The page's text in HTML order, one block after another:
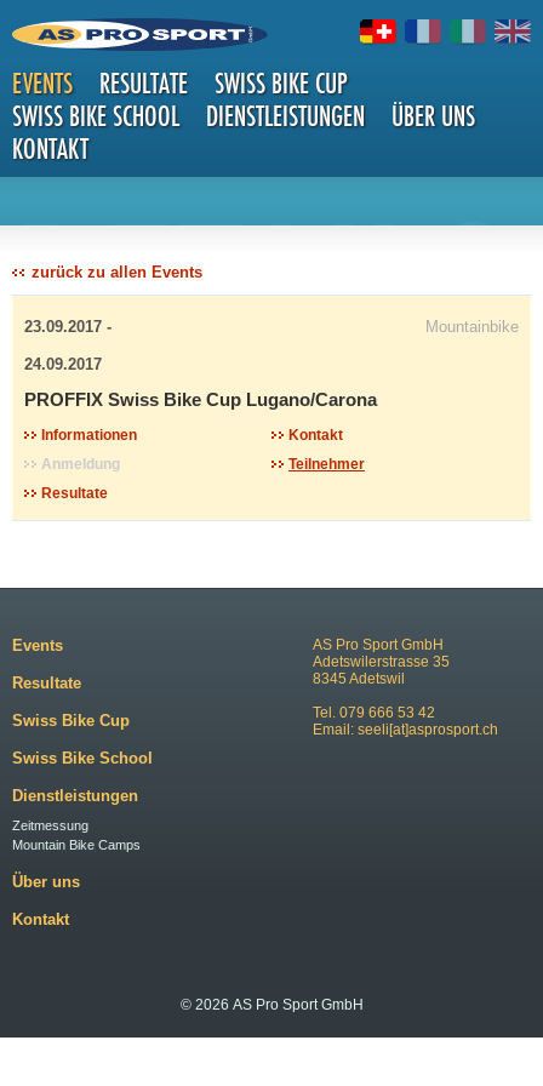
EVENTS RESULTATE
SWISS BIKE CUP
SWISS BIKE SCHOOL
DIENSTLEISTUNGEN
ÜBER UNS
KONTAKT
DETAILS
zurück zu allen Events
23.09.2017 -
24.09.2017
Mountainbike
PROFFIX Swiss Bike Cup Lugano/Carona
Informationen
Kontakt
Anmeldung
Teilnehmer
Resultate
AS Pro Sport GmbH
Adetswilerstrasse 35
8345 Adetswil
Tel. 079 666 53 42
Email: seeli[at]asprosport.ch
Events
Resultate
Swiss Bike Cup
Swiss Bike School
Dienstleistungen
Zeitmessung
Mountain Bike Camps
Über uns
Kontakt
© 2026 AS Pro Sport GmbH